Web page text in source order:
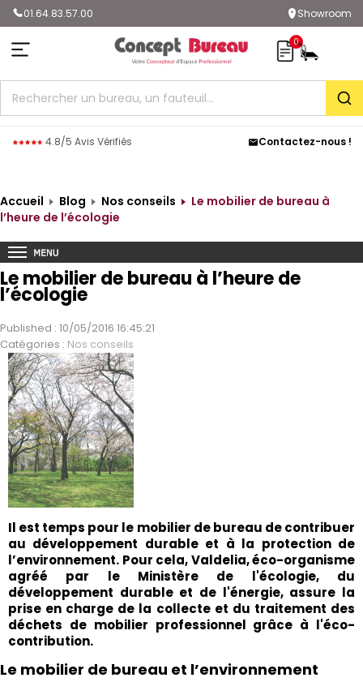
01.64.83.57.00 Showroom
0
4.8/5 Avis Vérifiés Contactez-nous !
Accueil Blog Nos conseils
Le mobilier de bureau à
l’heure de l’écologie
Le mobilier de bureau à l’heure de
l’écologie
Published : 10/05/2016 16:45:21
Catégories : Nos conseils
Il est temps pour le mobilier de bureau de contribuer
au développement durable et à la protection de
l’environnement. Pour cela,Valdelia, éco-organisme
agréé par le Ministère de l'écologie, du
développement durable et de l'énergie, assure la
prise en charge de la collecte et du traitement des
déchets de mobilier professionnel grâce à l'éco-
contribution.
Le mobilier de bureau et l’environnement